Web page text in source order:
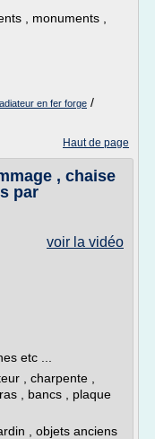
, monuments ,
en fer forge /
Haut de page
, chaise
par
voir la vidéo
etc ...
, charpente ,
, bancs , plaque
, objets anciens